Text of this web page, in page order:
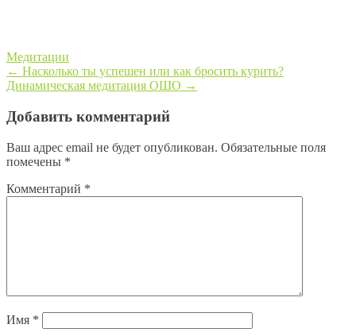
Медитации
Post navigation
← Насколько ты успешен или как бросить курить?
Динамическая медитация ОШО →
Добавить комментарий
Ваш адрес email не будет опубликован. Обязательные поля
помечены *
Комментарий *
Имя *